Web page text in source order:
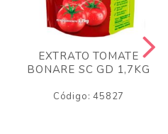
EXTRATO TOMATE
BONARE SC GD 1,7KG
Código: 45827